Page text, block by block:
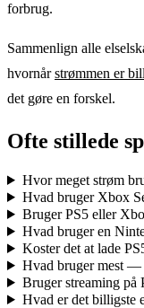
forbrug.
Sammenlign alle
hvornårstrømmen er
det gøre en forskel.
Ofte stillede
Hvor meget strøm
Hvad bruger Xbox
Bruger PS5 eller
Hvad bruger en
Koster det at lade
Hvad bruger mest —
Bruger streaming på
Hvad er det billigste